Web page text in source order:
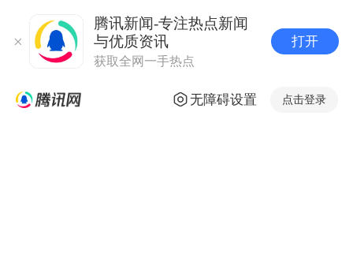
腾讯新闻-专注热点新闻
与优质资讯
获取全网一手热点
打开
无障碍设置 点击登录